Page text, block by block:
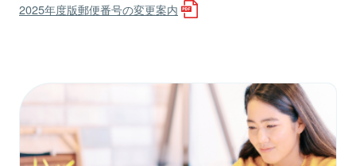
2025年度版郵便番号の変更案内